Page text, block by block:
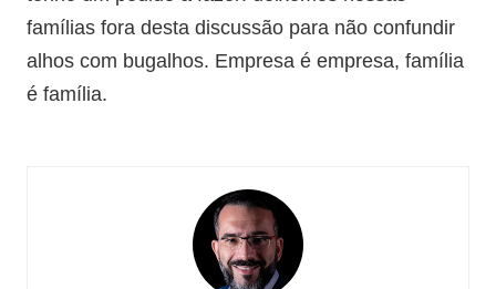
famílias fora desta discussão para não confundir
alhos com bugalhos. Empresa é empresa, família
é família.​